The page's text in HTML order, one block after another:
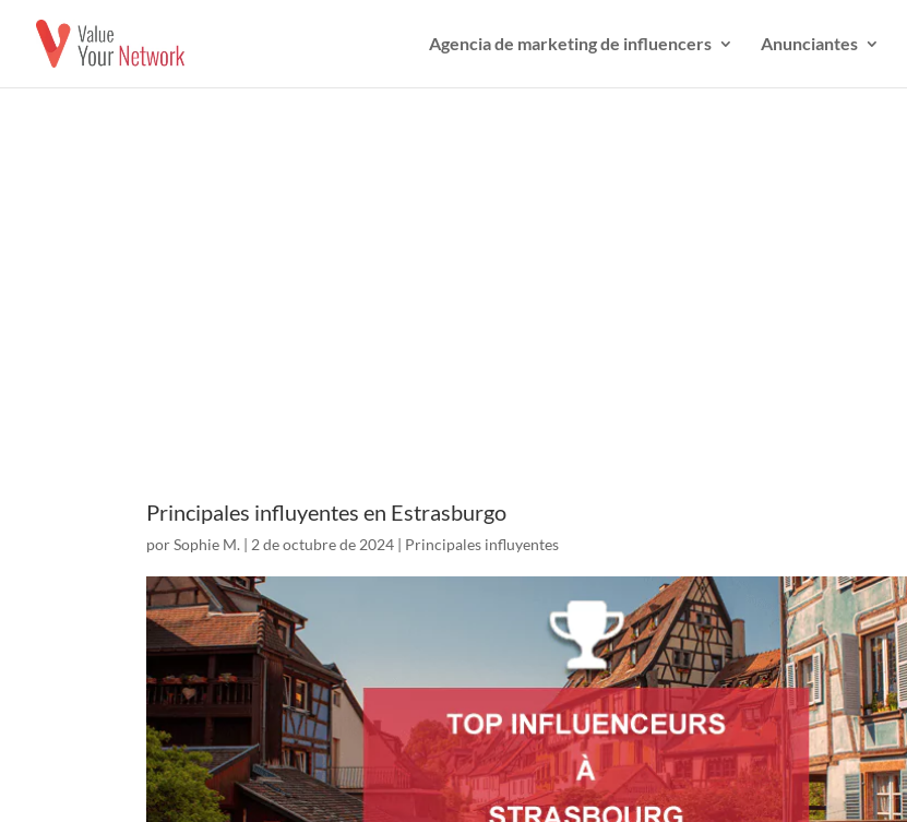
Agencia de marketing de influencers Anunciantes
Principales influyentes en Estrasburgo
porSophie M. | 2 de octubre de 2024 | Principales influyentes